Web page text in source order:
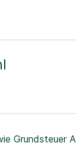
Grundsteuer A